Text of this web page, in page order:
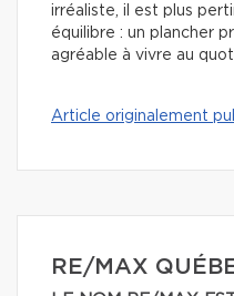
irréaliste, il est plus
équilibre : un plancher
agréable à vivre au
Article originalement
RE/MAX